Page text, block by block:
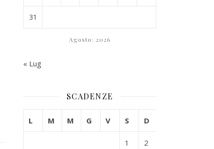
Agosto: 2026
31
« Lug
SCADENZE
L M M G V S D
1 2